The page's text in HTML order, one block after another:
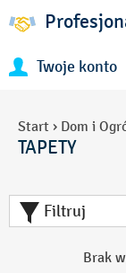
Twoje konto
Start › Dom i
TAPETY
Filtruj
Brak